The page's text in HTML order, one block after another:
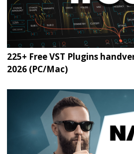
225+ Free VST Plugins
2026 (PC/Mac)